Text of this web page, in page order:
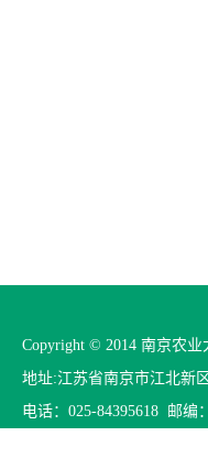
Copyright © 2014 南京农业
地址:江苏省南京市江北新
电话：025-84395618 邮编